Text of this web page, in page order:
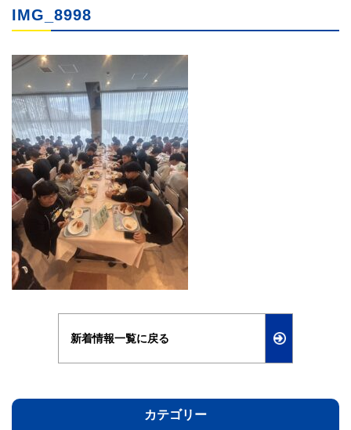
IMG_8998
新着情報一覧に戻る
カテゴリー